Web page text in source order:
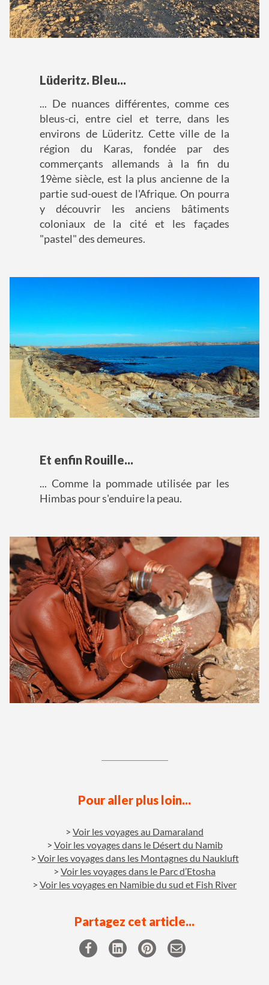
Lüderitz. Bleu...
... De nuances différentes, comme ces
bleus-ci, entre ciel et terre, dans les
environs de Lüderitz. Cette ville de la
région du Karas, fondée par des
commerçants allemands à la fin du
19ème siècle, est la plus ancienne de la
partie sud-ouest de l'Afrique. On pourra
y découvrir les anciens bâtiments
coloniaux de la cité et les façades
"pastel" des demeures.
Et enfin Rouille...
... Comme la pommade utilisée par les
Himbas pour s'enduire la peau.
Pour aller plus loin...
Voir les voyages au Damaraland
Voir les voyages dans le Désert du Namib
Voir les voyages dans les Montagnes du Naukluft
Voir les voyages dans le Parc d’Etosha
Voir les voyages en Namibie du sud et Fish River
Partagez cet article...